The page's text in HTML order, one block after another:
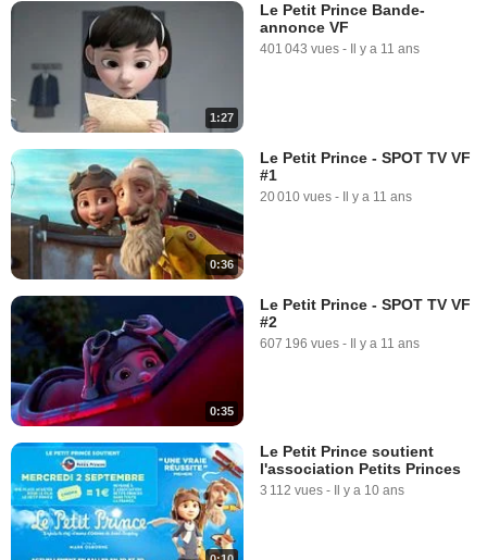
1:27
Le Petit Prince Bande-
annonce VF
401 043 vues - Il y a 11 ans
0:36
Le Petit Prince - SPOT TV VF
#1
20 010 vues - Il y a 11 ans
0:35
Le Petit Prince - SPOT TV VF
#2
607 196 vues - Il y a 11 ans
Le Petit Prince soutient
l'association Petits Princes
3 112 vues - Il y a 10 ans